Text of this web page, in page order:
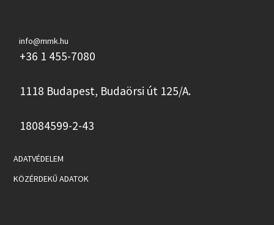
info@mmk.hu
+36 1 455-7080
1118 Budapest, Budaörsi út 125/A.
18084599-2-43
ADATVÉDELEM
KÖZÉRDEKŰ ADATOK